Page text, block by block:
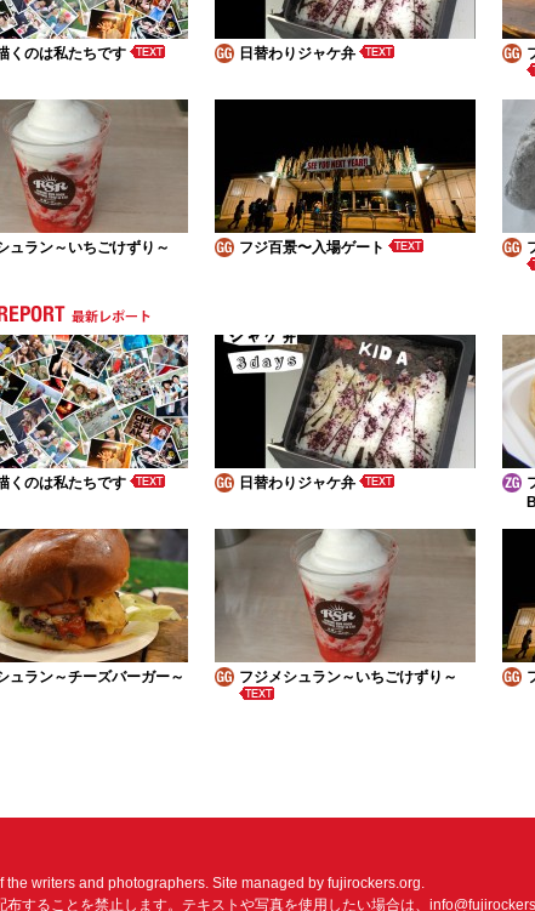
くのは私たちです 日替わりジャケ弁
ュラン～いちごけずり～ フジ百景〜入場ゲート
くのは私たちです 日替わりジャケ弁
ュラン～チーズバーガー～ フジメシュラン～いちごけずり～
writers and photographers. Site managed by fujirockers.org.
することを禁止します。テキストや写真を使用したい場合は、